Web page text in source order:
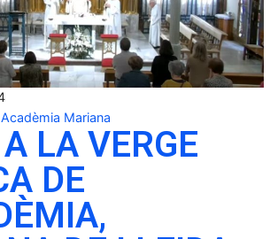
Acadèmia Mariana
LA VERGE
DE